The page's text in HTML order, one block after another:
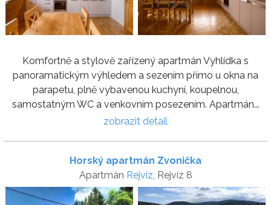
Komfortně a stylově zařízený apartmán Vyhlídka s
panoramatickým výhledem a sezením přímo u okna na
parapetu, plně vybavenou kuchyní, koupelnou,
samostatným WC a venkovním posezením. Apartmán...
zobrazit detail
Horský apartmán Zvonička
Apartmán Rejvíz , Rejvíz 8